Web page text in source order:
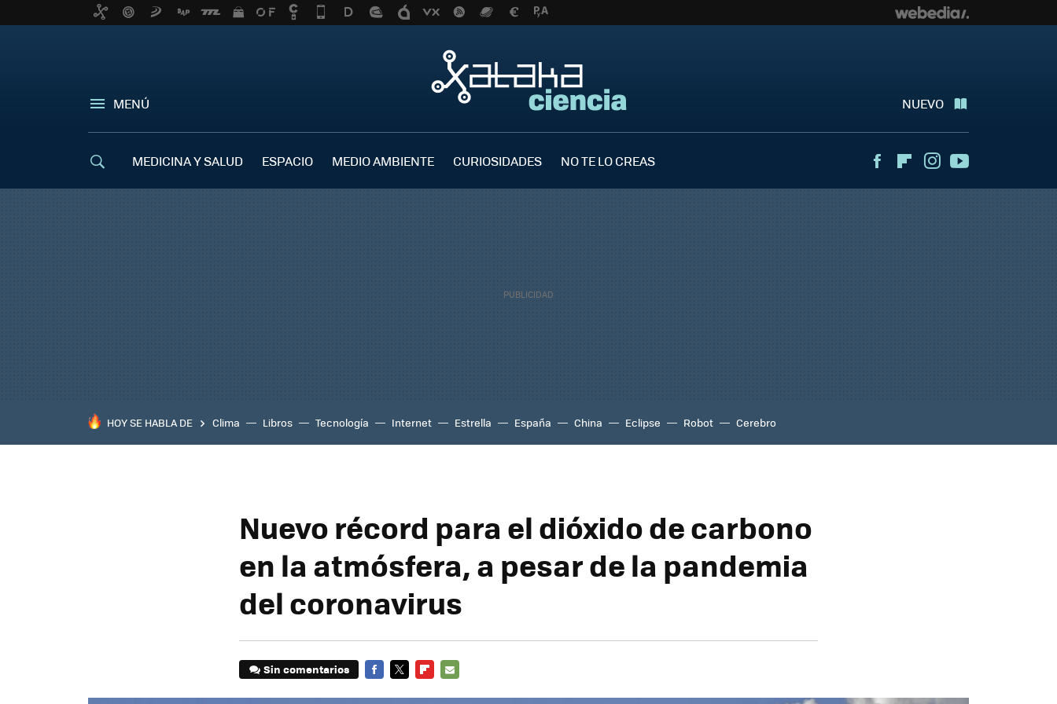
MENÚ NUEVO
MEDICINA Y SALUD ESPACIO MEDIO AMBIENTE CURIOSIDADES NO TE LO CREAS FacebookFlipboardInstagram
HOY SE HABLA DE Clima Libros Tecnología Internet Estrella España China Eclipse Robot Cerebro
Nuevo récord para el dióxido de carbono
en la atmósfera, a pesar de la pandemia
del coronavirus
Sin comentarios